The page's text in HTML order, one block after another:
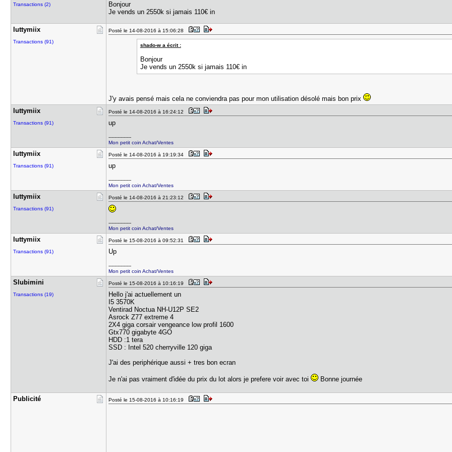
Transactions (2)
Bonjour
Je vends un 2550k si jamais 110€ in
luttymiix
Transactions (91)
Posté le 14-08-2016 à 15:06:28
shado-w a écrit :
Bonjour
Je vends un 2550k si jamais 110€ in
J'y avais pensé mais cela ne conviendra pas pour mon utilisation désolé mais bon prix
luttymiix
Transactions (91)
Posté le 14-08-2016 à 16:24:12
up
---------------
Mon petit coin Achat/Ventes
luttymiix
Transactions (91)
Posté le 14-08-2016 à 19:19:34
up
---------------
Mon petit coin Achat/Ventes
luttymiix
Transactions (91)
Posté le 14-08-2016 à 21:23:12
---------------
Mon petit coin Achat/Ventes
luttymiix
Transactions (91)
Posté le 15-08-2016 à 09:52:31
Up
---------------
Mon petit coin Achat/Ventes
Slubimini
Transactions (19)
Posté le 15-08-2016 à 10:16:19
Hello j'ai actuellement un
I5 3570K
Ventirad Noctua NH-U12P SE2
Asrock Z77 extreme 4
2X4 giga corsair vengeance low profil 1600
Gtx770 gigabyte 4GO
HDD :1 tera
SSD : Intel 520 cherryville 120 giga
J'ai des periphérique aussi + tres bon ecran
Je n'ai pas vraiment d'idée du prix du lot alors je prefere voir avec toi Bonne journée
Publicité Posté le 15-08-2016 à 10:16:19